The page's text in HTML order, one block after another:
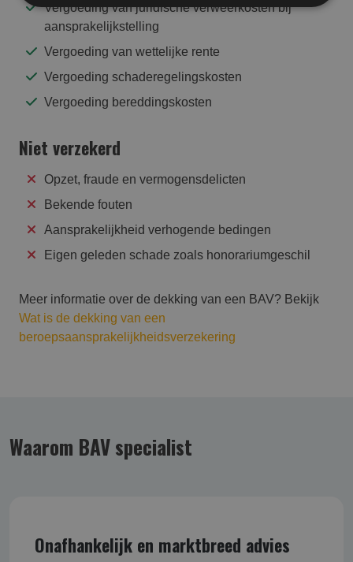
Vergoeding van juridische verweerkosten bij
aansprakelijkstelling
Vergoeding van wettelijke rente
Vergoeding schaderegelingskosten
Vergoeding bereddingskosten
Niet verzekerd
Opzet, fraude en vermogensdelicten
Bekende fouten
Aansprakelijkheid verhogende bedingen
Eigen geleden schade zoals honorariumgeschil
Meer informatie over de dekking van een BAV? Bekijk
Wat is de dekking van een
beroepsaansprakelijkheidsverzekering
Waarom BAV specialist
Onafhankelijk en marktbreed advies